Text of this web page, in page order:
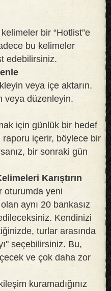
bir “Hotlist”e
bu kelimeler
edebilirsiniz.
veya içe aktarın.
veya düzenleyin.
için günlük bir hedef
içerir, böylece bir
bir sonraki gün
Karıştırın
oturumda yeni
aynı 20 bankasız
Kendinizi
turlar arasında
seçebilirsiniz. Bu,
ve çok daha zor
kuramadığınız